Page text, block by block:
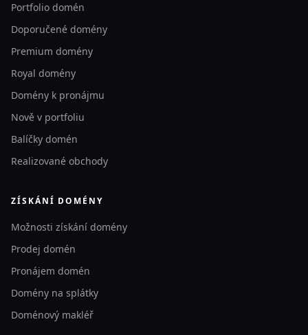
Portfolio domén
Doporučené domény
Premium domény
Royal domény
Domény k pronájmu
Nově v portfoliu
Balíčky domén
Realizované obchody
ZÍSKÁNÍ DOMÉNY
Možnosti získání domény
Prodej domén
Pronájem domén
Domény na splátky
Doménový makléř